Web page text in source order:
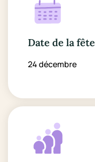
Date de la fête
24 décembre